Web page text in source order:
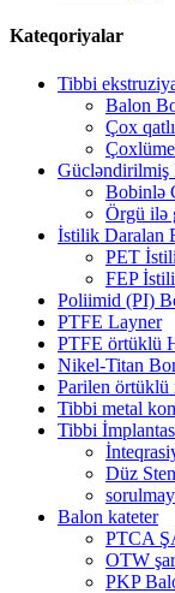
Kateqoriyalar
Tibbi
Balon
Çox
Bobinlə
Örgü ilə
İstilik Daralan
PET
FEP
Poliimid (PI)
PTFE Layner
PTFE örtüklü
Nikel-Titan
Parilen örtüklü
Tibbi metal
Tibbi
Düz
Balon kateter
PTCA
OTW
PKP